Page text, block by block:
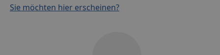
Sie möchten hier erscheinen?